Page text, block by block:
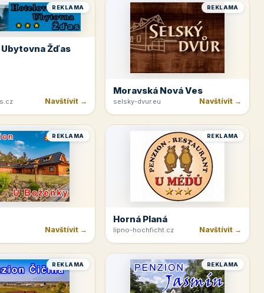
REKLAMA
Žďas
Navštívit →
REKLAMA
Moravská Nová Ves
selsky-dvur.eu Navštívit →
REKLAMA
Navštívit →
REKLAMA
Horná Planá
lipno-hochficht.cz Navštívit →
REKLAMA REKLAMA